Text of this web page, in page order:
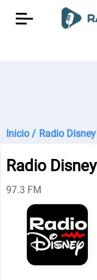
Inicio / Radio
Radio
97.3 FM